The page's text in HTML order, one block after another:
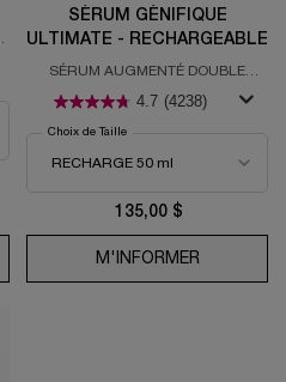
L'EXTRAIT CRÈME ELIXIR
SÉRUM GÉNIFIQUE
ULTIMATE - RECHARGEABLE
SÉRUM AUGMENTÉ DOUBLE
4.7 (4238)
Choix de Taille
135,00 $
M'INFORMERWHEN